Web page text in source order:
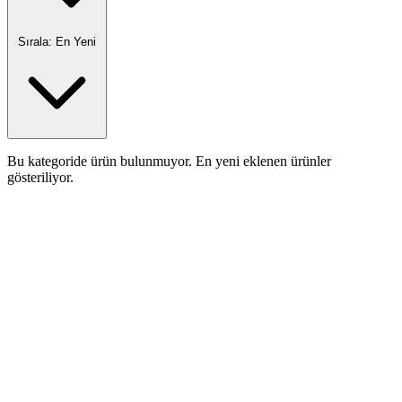
Sırala: En Yeni
Bu kategoride ürün bulunmuyor. En yeni eklenen ürünler
gösteriliyor.